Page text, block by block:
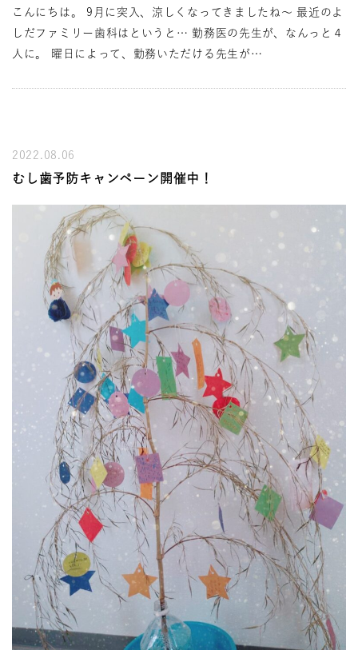
こんにちは。 9月に突入、涼しくなってきましたね～ 最近のよ
しだファミリー歯科はというと… 勤務医の先生が、なんっと４
人に。 曜日によって、勤務いただける先生が…
2022.08.06
むし歯予防キャンペーン開催中！